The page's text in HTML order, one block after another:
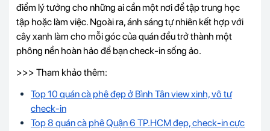
điểm lý tưởng cho những ai cần một nơi để tập trung học
tập hoặc làm việc. Ngoài ra, ánh sáng tự nhiên kết hợp với
cây xanh làm cho mỗi góc của quán đều trở thành một
phông nền hoàn hảo để bạn check-in sống ảo.
>>> Tham khảo thêm:
Top 10 quán cà phê đẹp ở Bình Tân view xinh, vô tư
check-in
Top 8 quán cà phê Quận 6 TP.HCM đẹp, check-in cực